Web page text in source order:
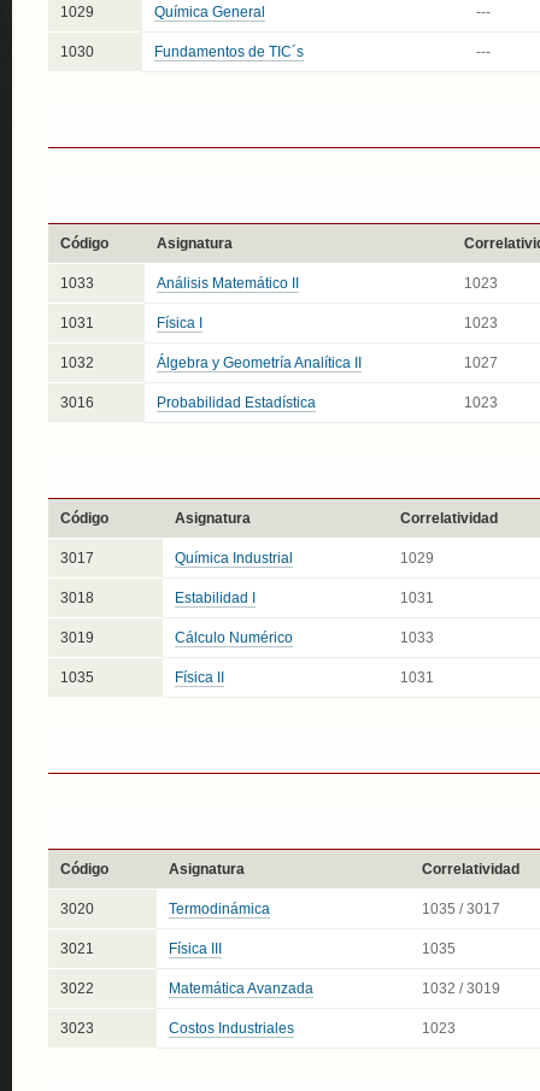
1029 Química General ---
1030 Fundamentos de TIC´s ---
Código Asignatura
1033 Análisis Matemático II 1023
1031 Física I 1023
1032 Álgebra y Geometría Analítica II 1027
3016 Probabilidad Estadística 1023
Código Asignatura Correlatividad
3017 Química Industrial 1029
3018 Estabilidad I 1031
3019 Cálculo Numérico 1033
1035 Física II 1031
Código Asignatura Correlatividad
3020 Termodinámica 1035 / 3017
3021 Física III 1035
3022 Matemática Avanzada 1032 / 3019
3023 Costos Industriales 1023